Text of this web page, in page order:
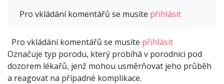
Pro vkládání komentářů se musíte přihlásit
Pro vkládání komentářů se musíte přihlásit
Označuje typ porodu, který probíhá v porodnici pod
dozorem lékařů, jenž mohou usměrňovat jeho průběh
a reagovat na případné komplikace.